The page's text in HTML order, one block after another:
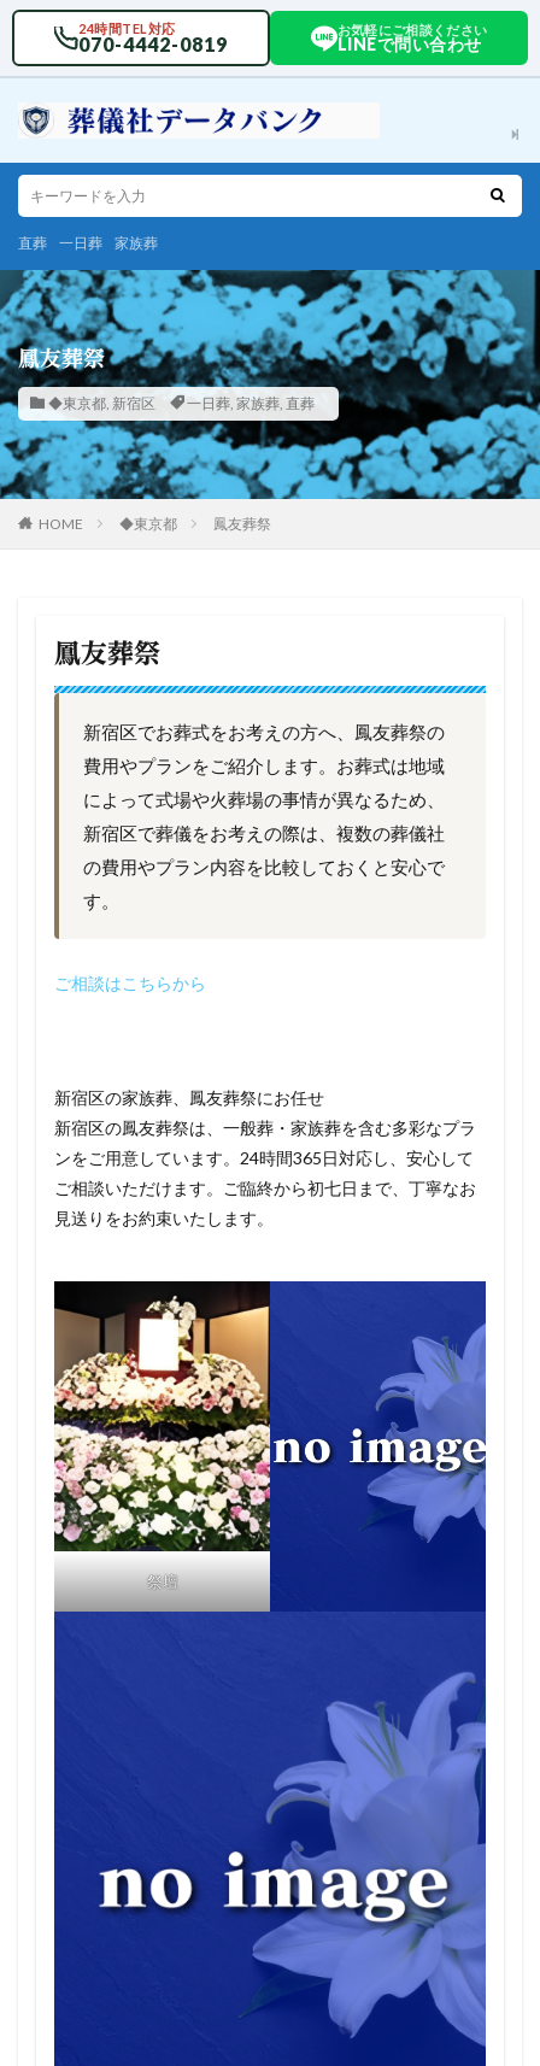
24時間TEL対応
070-4442-0819
お気軽にご相談ください
LINEで問い合わせ
直葬 一日葬 家族葬
鳳友葬祭
◆東京都, 新宿区 一日葬, 家族葬, 直葬
HOME ◆東京都 鳳友葬祭
鳳友葬祭
新宿区でお葬式をお考えの方へ、鳳友葬祭の
費用やプランをご紹介します。お葬式は地域
によって式場や火葬場の事情が異なるため、
新宿区で葬儀をお考えの際は、複数の葬儀社
の費用やプラン内容を比較しておくと安心で
す。
ご相談はこちらから
新宿区の家族葬、鳳友葬祭にお任せ
新宿区の鳳友葬祭は、一般葬・家族葬を含む多彩なプラ
ンをご用意しています。24時間365日対応し、安心して
ご相談いただけます。ご臨終から初七日まで、丁寧なお
見送りをお約束いたします。
祭壇